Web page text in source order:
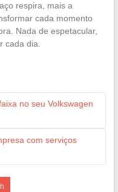
respira, mais a
cada momento
Nada de espetacular,
cada dia.
no seu Volkswagen
com serviços